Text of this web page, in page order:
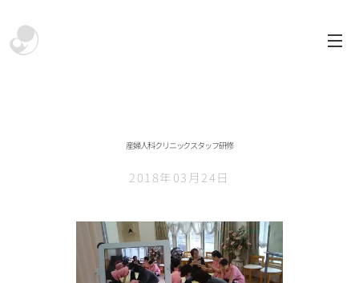
産婦人科クリニックスタッフ研修
2018年03月24日